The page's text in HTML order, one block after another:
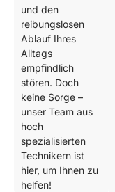
und den
reibungslosen
Ablauf Ihres
Alltags
empfindlich
stören. Doch
keine Sorge –
unser Team aus
hoch
spezialisierten
Technikern ist
hier, um Ihnen zu
helfen!